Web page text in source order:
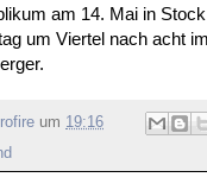
am 14. Mai in
um Viertel nach acht
um 19:16